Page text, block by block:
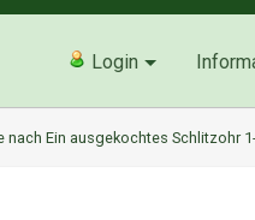
Login
nach Ein ausgekochtes Schlitzohr